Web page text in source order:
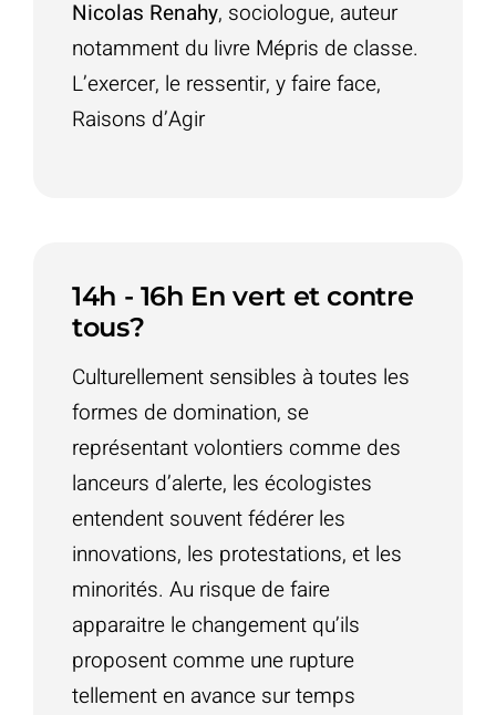
Nicolas Renahy, sociologue, auteur
notamment du livre Mépris de classe.
L’exercer, le ressentir, y faire face,
Raisons d’Agir
14h - 16h En vert et contre
tous?
Culturellement sensibles à toutes les
formes de domination, se
représentant volontiers comme des
lanceurs d’alerte, les écologistes
entendent souvent fédérer les
innovations, les protestations, et les
minorités. Au risque de faire
apparaitre le changement qu’ils
proposent comme une rupture
tellement en avance sur temps